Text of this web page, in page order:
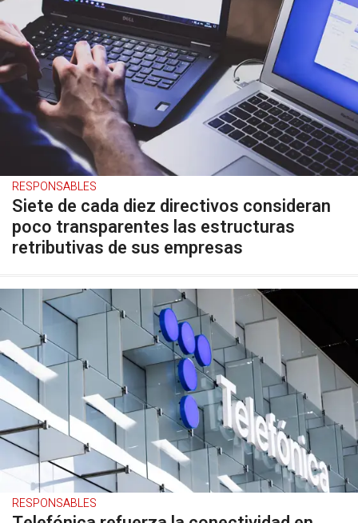
RESPONSABLES
Siete de cada diez directivos consideran
poco transparentes las estructuras
retributivas de sus empresas
RESPONSABLES